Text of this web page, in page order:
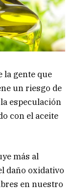
la gente que
un riesgo de
especulación
con el aceite
más al
daño oxidativo
en nuestro